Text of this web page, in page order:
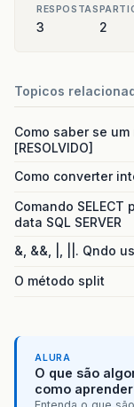
RESPOSTAS
3 2
Topicos
Como saber se
[RESOLVIDO]
Como converter
Comando
data SQL SERVER
&, &&, |, ||. Qndo
O método split
ALURA
O que são
como